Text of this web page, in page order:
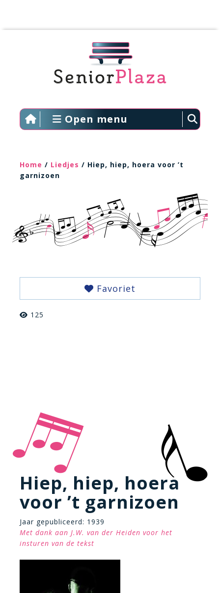
Open menu
Home / Liedjes / Hiep, hiep, hoera voor ’t
garnizoen
Favoriet
125
Hiep, hiep, hoera
voor ’t garnizoen
Jaar gepubliceerd: 1939
Met dank aan J.W. van der Heiden voor het
insturen van de tekst